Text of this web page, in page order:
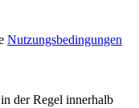
Nutzungsbedingungen
der Regel innerhalb